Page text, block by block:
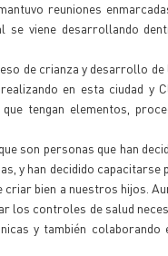
reuniones
viene desarrollando
de crianza y desarrollo de
en esta ciudad y
tengan elementos,
son personas que han
y han decidido
bien a nuestros hijos.
los controles de salud
y también colaborando